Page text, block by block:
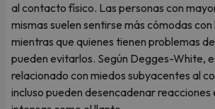
al contacto físico. Las personas con
mismas suelen sentirse más cómodas
mientras que quienes tienen problemas
pueden evitarlos. Según Degges-White,
relacionado con miedos subyacentes al
incluso pueden desencadenar reacciones